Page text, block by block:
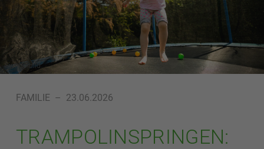
Symbolbild
FAMILIE – 23.06.2026
TRAMPOLINSPRINGEN: